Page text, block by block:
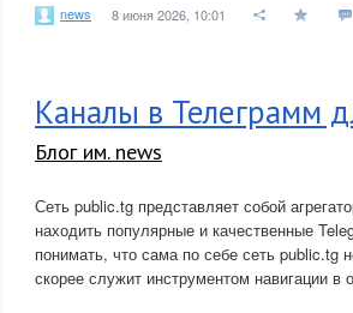
news 8 июня 2026, 10:01
Каналы в Телеграмм
Блог им. news
Сеть public.tg представляет собой
находить популярные и качественные
понимать, что сама по себе сеть public.tg
скорее служит инструментом навигации